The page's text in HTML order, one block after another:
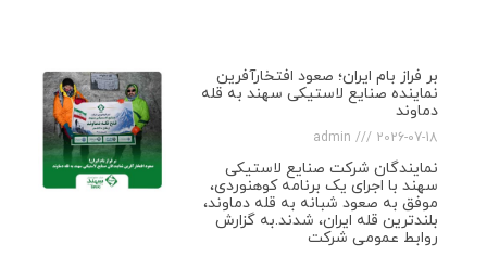
بر فراز بام ایران؛ صعود افتخارآفرین
نماینده صنایع لاستیکی سهند به قله
دماوند
admin 2026-07-18
نمایندگان شرکت صنایع لاستیکی
سهند با اجرای یک برنامه کوهنوردی،
موفق به صعود شبانه به قله دماوند،
بلندترین قله ایران، شدند.به گزارش
روابط عمومی شرکت